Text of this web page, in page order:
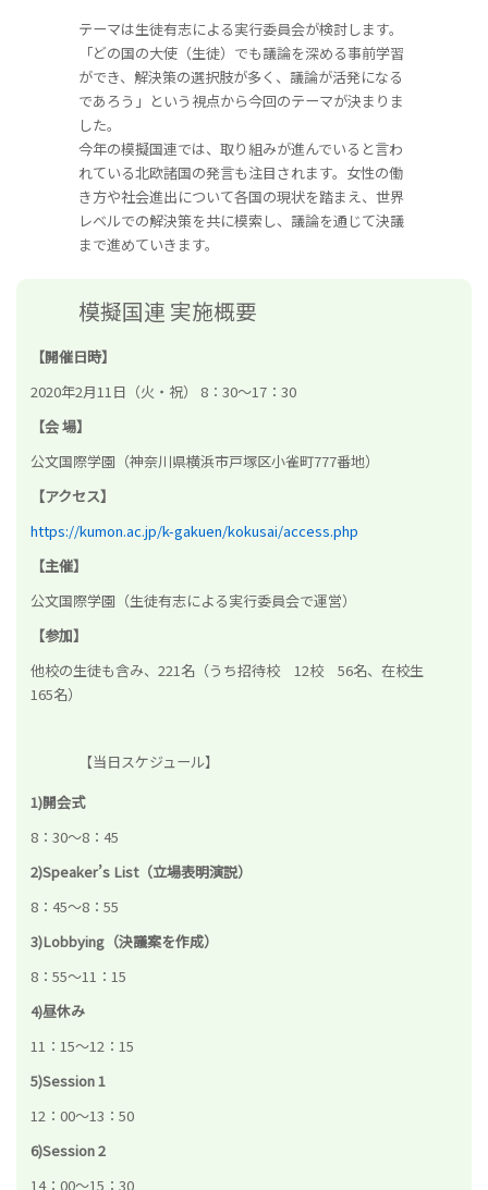
テーマは生徒有志による実行委員会が検討します。
「どの国の大使（生徒）でも議論を深める事前学習
ができ、解決策の選択肢が多く、議論が活発になる
であろう」という視点から今回のテーマが決まりま
した。
今年の模擬国連では、取り組みが進んでいると言わ
れている北欧諸国の発言も注目されます。女性の働
き方や社会進出について各国の現状を踏まえ、世界
レベルでの解決策を共に模索し、議論を通じて決議
まで進めていきます。
模擬国連 実施概要
【開催日時】
2020年2月11日（火・祝） 8：30～17：30
【会 場】
公文国際学園（神奈川県横浜市戸塚区小雀町777番地）
【アクセス】
https://kumon.ac.jp/k-gakuen/kokusai/access.php
【主催】
公文国際学園（生徒有志による実行委員会で運営）
【参加】
他校の生徒も含み、221名（うち招待校 12校 56名、在校生
165名）
【当日スケジュール】
1)開会式
8：30～8：45
2)Speaker’s List（立場表明演説）
8：45～8：55
3)Lobbying（決議案を作成）
8：55～11：15
4)昼休み
11：15～12：15
5)Session 1
12：00～13：50
6)Session 2
14：00～15：30